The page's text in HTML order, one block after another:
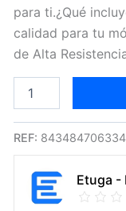
para ti.¿Qué
calidad para tu
de Alta
REF:
Etuga -